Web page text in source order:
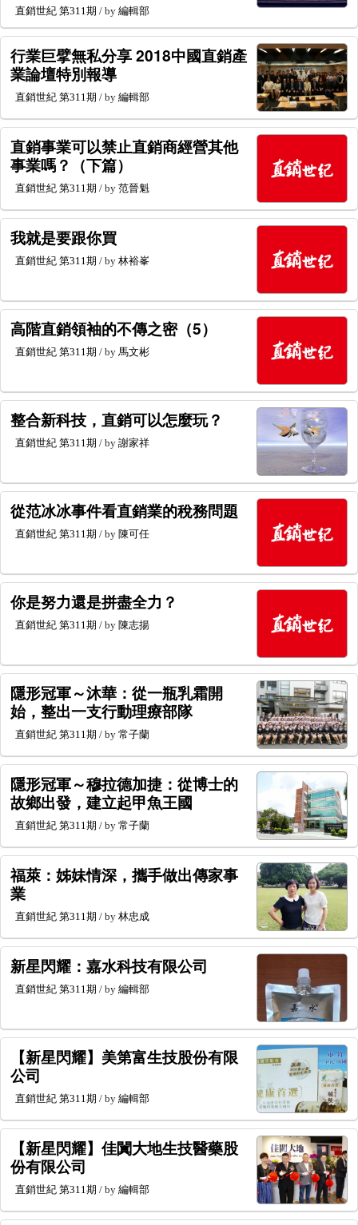
直銷世紀 第311期 / by 編輯部
行業巨擘無私分享 2018中國直銷產
業論壇特別報導
直銷世紀 第311期 / by 編輯部
直銷事業可以禁止直銷商經營其他
事業嗎？（下篇）
直銷世紀 第311期 / by 范晉魁
我就是要跟你買
直銷世紀 第311期 / by 林裕峯
高階直銷領袖的不傳之密（5）
直銷世紀 第311期 / by 馬文彬
整合新科技，直銷可以怎麼玩？
直銷世紀 第311期 / by 謝家祥
從范冰冰事件看直銷業的稅務問題
直銷世紀 第311期 / by 陳可任
你是努力還是拼盡全力？
直銷世紀 第311期 / by 陳志揚
隱形冠軍～沐華：從一瓶乳霜開
始，整出一支行動理療部隊
直銷世紀 第311期 / by 常子蘭
隱形冠軍～穆拉德加捷：從博士的
故鄉出發，建立起甲魚王國
直銷世紀 第311期 / by 常子蘭
福萊：姊妹情深，攜手做出傳家事
業
直銷世紀 第311期 / by 林忠成
新星閃耀：嘉水科技有限公司
直銷世紀 第311期 / by 編輯部
【新星閃耀】美第富生技股份有限
公司
直銷世紀 第311期 / by 編輯部
【新星閃耀】佳闐大地生技醫藥股
份有限公司
直銷世紀 第311期 / by 編輯部